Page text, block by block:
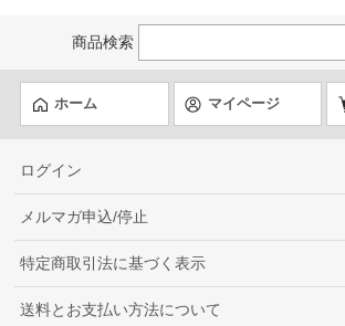
商品検索
ホーム マイページ
ログイン
メルマガ申込/停止
特定商取引法に基づく表示
送料とお支払い方法について